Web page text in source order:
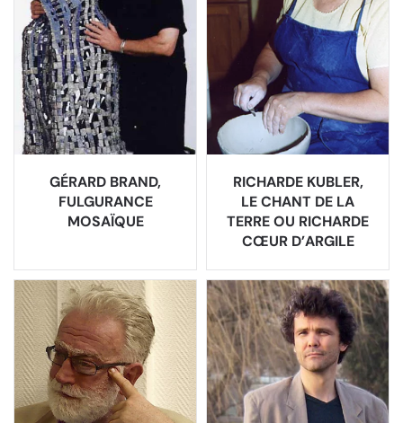
GÉRARD BRAND,
FULGURANCE
MOSAÏQUE
RICHARDE KUBLER,
LE CHANT DE LA
TERRE OU RICHARDE
CŒUR D’ARGILE